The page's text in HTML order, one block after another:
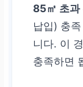
85㎡ 초과
납입) 충
니다. 이
충족하면